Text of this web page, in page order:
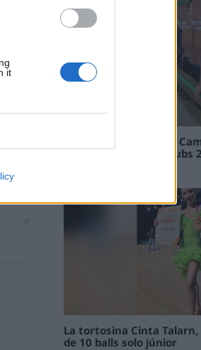
it
En les tirades de Flix i
campions de l’Interclubs
La tortosina Cinta Talarn,
de 10 balls solo júnior